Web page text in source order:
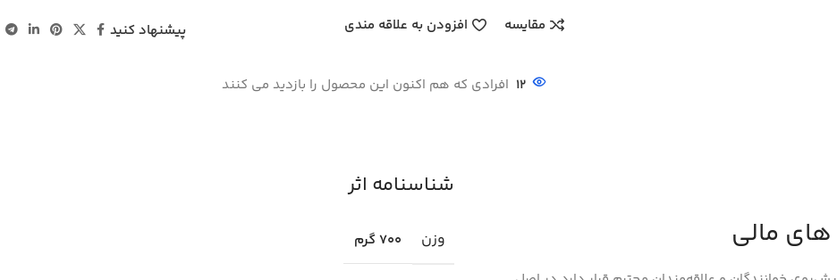
مقایسه
افزودن به علاقه مندی پیشنهاد کنید
12 افرادی که هم اکنون این محصول را بازدید می کنند
هاي مالي
شناسنامه اثر
وزن 700 گرم